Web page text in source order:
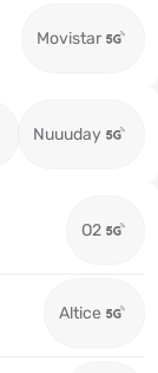
Movistar
Nuuuday
O2
Altice